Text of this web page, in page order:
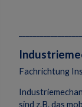
Fachrichtung
sind z.B. das